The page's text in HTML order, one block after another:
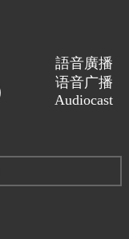
語音廣播
语音广播
Audiocast